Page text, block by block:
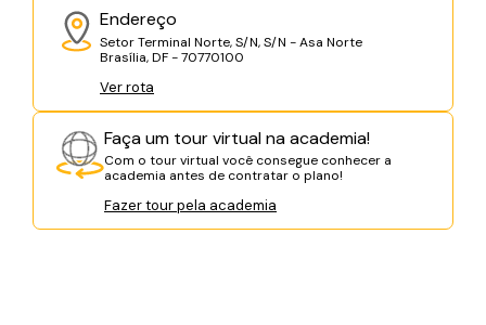
Endereço
Setor Terminal Norte, S/N, S/N - Asa Norte
Brasília, DF - 70770100
Ver rota
Faça um tour virtual na academia!
Com o tour virtual você consegue conhecer a
academia antes de contratar o plano!
Fazer tour pela academia